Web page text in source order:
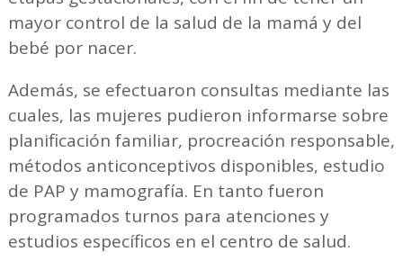
mayor control de la salud de la mamá y del
bebé por nacer.
Además, se efectuaron consultas mediante las
cuales, las mujeres pudieron informarse sobre
planificación familiar, procreación responsable,
métodos anticonceptivos disponibles, estudio
de PAP y mamografía. En tanto fueron
programados turnos para atenciones y
estudios específicos en el centro de salud.